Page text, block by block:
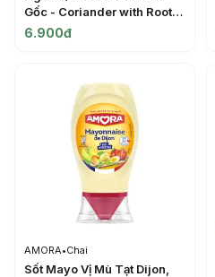
Gốc - Coriander with Roots
- NONBRAND
6.900đ
AMORA•Chai
Sốt Mayo Vị Mù Tạt Dijon,